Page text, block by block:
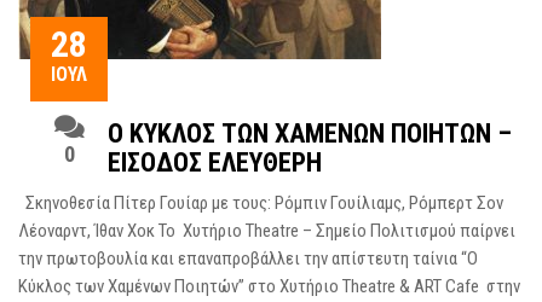
28
ΙΟΎΛ
0
Ο ΚΎΚΛΟΣ ΤΩΝ ΧΑΜΈΝΩΝ ΠΟΙΗΤΏΝ –
ΕΊΣΟΔΟΣ ΕΛΕΎΘΕΡΗ
Σκηνοθεσία Πίτερ Γουίαρ με τους: Ρόμπιν Γουίλιαμς, Ρόμπερτ Σον
Λέοναρντ, Ίθαν Χοκ To Χυτήριο Theatre – Σημείο Πολιτισμού παίρνει
την πρωτοβουλία και επαναπροβάλλει την απίστευτη ταίνια “Ο
Κύκλος των Χαμένων Ποιητών” στο Χυτήριο Theatre & ART Cafe στην